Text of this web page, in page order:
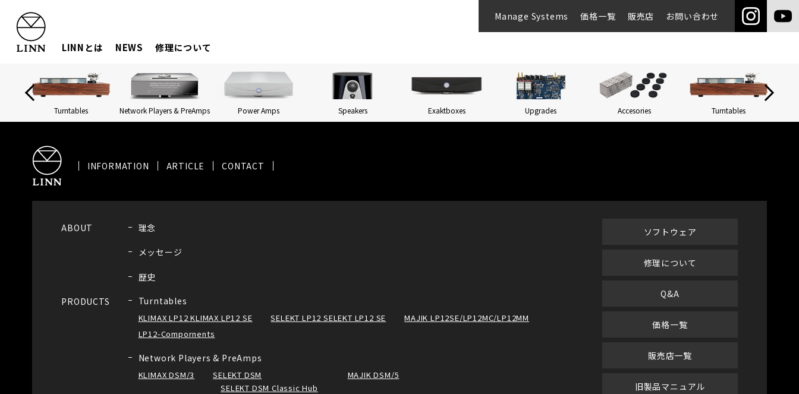
LINNとは NEWS 修理について
Manage Systems 価格一覧 販売店 お問い合わせ
Turntables Network Players & PreAmps Power Amps Speakers Exaktboxes Upgrades Accesories Turntables
INFORMATION ARTICLE CONTACT
ABOUT 理念
メッセージ
歴史
PRODUCTS Turntables
KLIMAX LP12 KLIMAX LP12 SE SELEKT LP12 SELEKT LP12 SE
MAJIK LP12SE/LP12MC/LP12MM
LP12-Compornents
Network Players & PreAmps
KLIMAX DSM/3
SELEKT DSM
SELEKT DSM Classic Hub
MAJIK DSM/5
ソフトウェア
修理について
Q&A
価格一覧
販売店一覧
旧製品マニュアル